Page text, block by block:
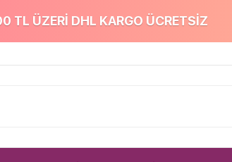
TL ÜZERİ DHL KARGO ÜCRETSİZ